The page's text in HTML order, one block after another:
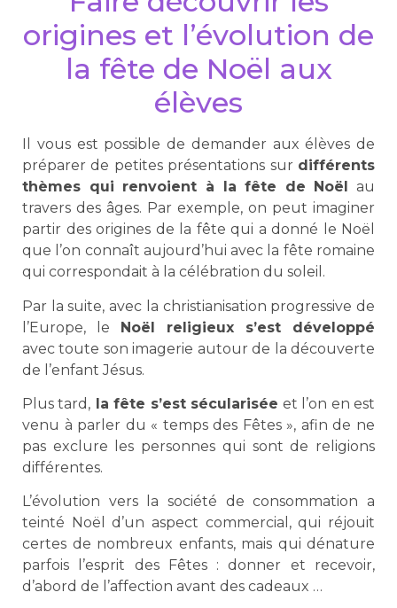
origines et l’évolution de
la fête de Noël aux
élèves
Il vous est possible de demander aux élèves de
préparer de petites présentations sur différents
thèmes qui renvoient à la fête de Noël
au
travers des âges. Par exemple, on peut imaginer
partir des origines de la fête qui a donné le Noël
que l’on connaît aujourd’hui avec la fête romaine
qui correspondait à la célébration du soleil.
Par la suite, avec la christianisation progressive de
l’Europe, le Noël religieux s’est développé
avec toute son imagerie autour de la découverte
de l’enfant Jésus.
Plus tard, la fête s’est sécularisée et l’on en est
venu à parler du « temps des Fêtes », afin de ne
pas exclure les personnes qui sont de religions
différentes.
L’évolution vers la société de consommation a
teinté Noël d’un aspect commercial, qui réjouit
certes de nombreux enfants, mais qui dénature
parfois l’esprit des Fêtes : donner et recevoir,
d’abord de l’affection avant des cadeaux …